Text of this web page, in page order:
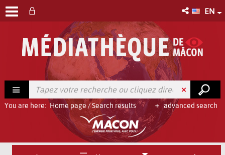
EN
advanced search
You are here: Home page/Search results